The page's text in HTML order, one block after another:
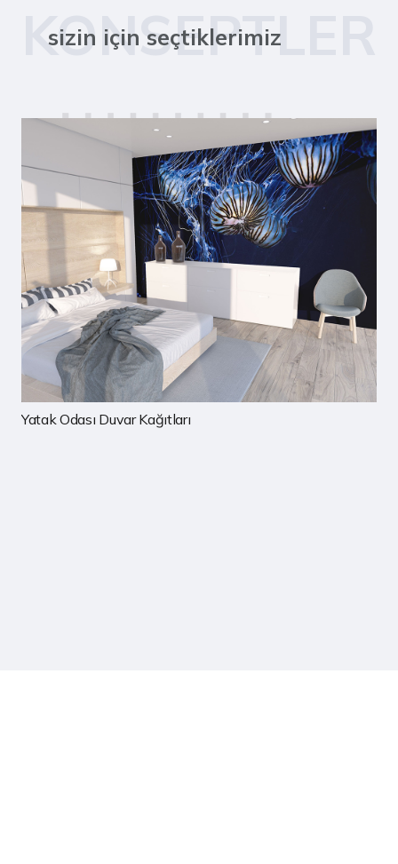
KONSEPTLER
sizin için seçtiklerimiz
Çocuk Odası Duvar Kağıtları